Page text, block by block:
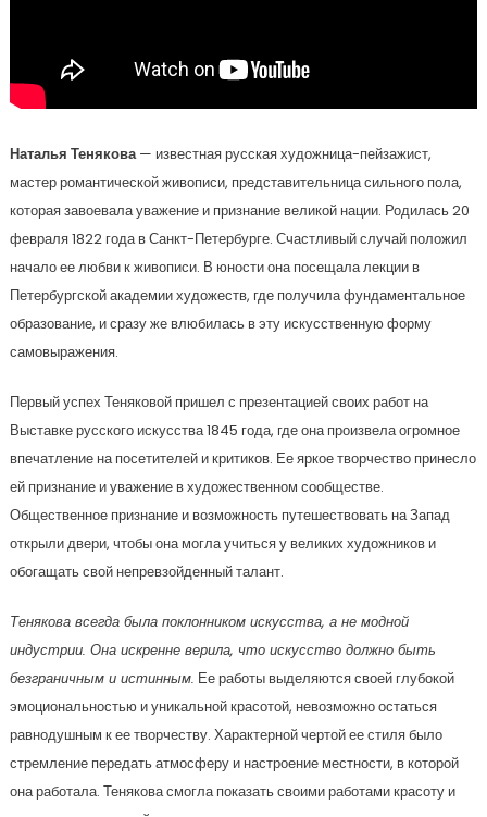
Наталья Тенякова— известная русская художница-пейзажист,
мастер романтической живописи, представительница сильного пола,
которая завоевала уважение и признание великой нации. Родилась 20
февраля 1822 года в Санкт-Петербурге. Счастливый случай положил
начало ее любви к живописи. В юности она посещала лекции в
Петербургской академии художеств, где получила фундаментальное
образование, и сразу же влюбилась в эту искусственную форму
самовыражения.
Первый успех Теняковой пришел с презентацией своих работ на
Выставке русского искусства 1845 года, где она произвела огромное
впечатление на посетителей и критиков. Ее яркое творчество принесло
ей признание и уважение в художественном сообществе.
Общественное признание и возможность путешествовать на Запад
открыли двери, чтобы она могла учиться у великих художников и
обогащать свой непревзойденный талант.
Тенякова всегда была поклонником искусства, а не модной
индустрии. Она искренне верила, что искусство должно быть
безграничным и истинным. Ее работы выделяются своей глубокой
эмоциональностью и уникальной красотой, невозможно остаться
равнодушным к ее творчеству. Характерной чертой ее стиля было
стремление передать атмосферу и настроение местности, в которой
она работала. Тенякова смогла показать своими работами красоту и